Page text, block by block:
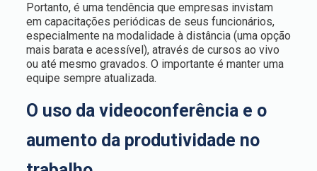
Portanto, é uma tendência que empresas invistam
em capacitações periódicas de seus funcionários,
especialmente na modalidade à distância (uma opção
mais barata e acessível), através de cursos ao vivo
ou até mesmo gravados. O importante é manter uma
equipe sempre atualizada.
O uso da videoconferência e o
aumento da produtividade no